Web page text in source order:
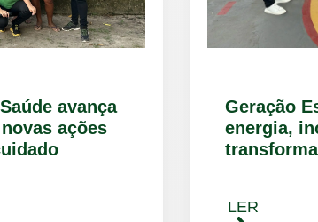
avança
ações
Geração
energia,
LER